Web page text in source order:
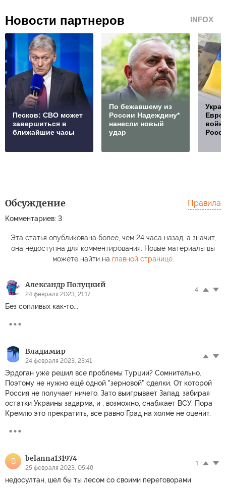
Новости партнеров INFOX
Песков: СВО может
завершиться в
ближайшие часы
По бежавшему из
России Надеждину*
нанесли новый
удар
Обсуждение
Комментариев: 3
Правила
Эта статья опубликована более, чем 24 часа назад, а значит,
она недоступна для комментирования. Новые материалы вы
можете найти на главной странице.
Александр Полуцкий
24 февраля 2023, 21:17
4
Без сопливых как-то...
Владимир
24 февраля 2023, 23:41
Эрдоган уже решил все проблемы Турции? Сомнительно.
Поэтому не нужно ещё одной "зерновой" сделки. От которой
Россия не получает ничего. Зато выигрывает Запад, забирая
остатки Украины задарма, и , возможно, снабжает ВСУ. Пора
Кремлю это прекратить, все равно Град на холме не оценит.
B belanna131974
25 февраля 2023, 05:48
1
недосултан, шел бы ты лесом со своими переговорами